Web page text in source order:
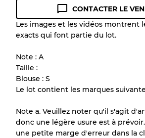
Guide des conditions
Tous les produits incluent un
de chaque article avant l'achat.
Il y a une marge d'erreur
en raison de la vente en gros
Notre système à 3 niveaux
CONTACTER LE
Les images et les vidéos montrent
exacts qui font partie du lot.
Note : A
Taille :
Blouse : S
Le lot contient les marques
Note a. Veuillez noter qu'il s'agit
donc une légère usure est à
une petite marge d'erreur dans la